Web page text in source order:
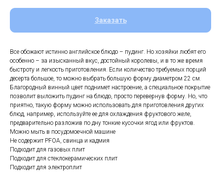
Заказать
Все обожают истинно английское блюдо – пудинг. Но хозяйки любят его
особенно – за изысканный вкус, достойный королевы, и в то же время
быстроту и легкость приготовления. Если количество требуемых порций
десерта большое, то можно выбрать большую форму диаметром 22 см.
Благородный винный цвет поднимет настроение, а специальное покрытие
позволит выложить пудинг на блюдо, просто перевернув форму. Но, что
приятно, такую форму можно использовать для приготовления других
блюд, например, используйте ее для охлаждения фруктового желе,
предварительно разложив по дну тонкие кусочки ягод или фруктов.
Можно мыть в посудомоечной машине
Не содержит PFOA, свинца и кадмия
Подходит для газовых плит
Подходит для стеклокерамических плит
Подходит для электроплит